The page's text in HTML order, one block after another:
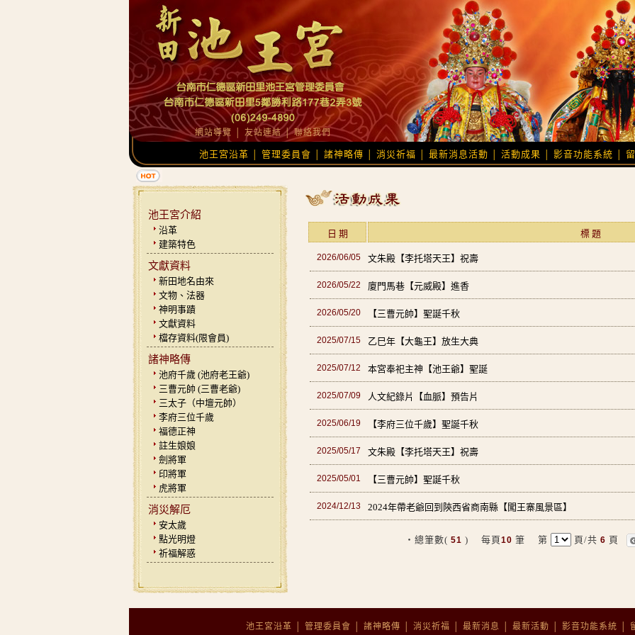
網站導覽 友站連結│聯絡我們
池王宮沿革 管理委員會 諸神略傳 消災祈福 最新消息活動 活動成果 影音功能系統
池王宮介紹
沿革
建築特色
文獻資料
新田地名由來
文物、法器
神明事蹟
文獻資料
檔存資料(限會員)
諸神略傳
池府千歲 (池府老王爺)
三曹元帥 (三曹老爺)
三太子（中壇元帥）
李府三位千歲
福德正神
註生娘娘
劍將軍
印將軍
虎將軍
消災解厄
安太歲
點光明燈
祈福解惑
日 期 標 題
2026/06/05 文朱殿【李托塔天王】祝壽
2026/05/22 廈門馬巷【元威殿】進香
2026/05/20 【三曹元帥】聖誕千秋
2025/07/15 乙巳年【大龜王】放生大典
2025/07/12 本宮奉祀主神【池王爺】聖誕
2025/07/09 人文紀錄片【血脈】預告片
2025/06/19 【李府三位千歲】聖誕千秋
2025/05/17 文朱殿【李托塔天王】祝壽
2025/05/01 【三曹元帥】聖誕千秋
2024/12/13 2024年帶老爺回到陝西省商南縣【闖王寨風景區】
‧總筆數( 51 ) 每頁10 筆 第 頁/共 6 頁
池王宮沿革 管理委員會 諸神略傳 消災祈福 最新消息 最新活動 影音功能系統